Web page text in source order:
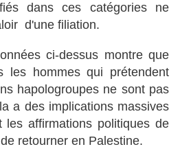
dans ces catégories ne
d'une filiation.
ci-dessus montre que
les hommes qui prétendent
hapologroupes ne sont pas
a des implications massives
les affirmations politiques de
retourner en Palestine.